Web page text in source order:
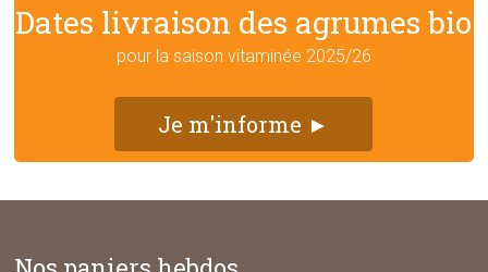
Dates livraison des agrumes bio
pour la saison vitaminée 2025/26
Je m'informe ►